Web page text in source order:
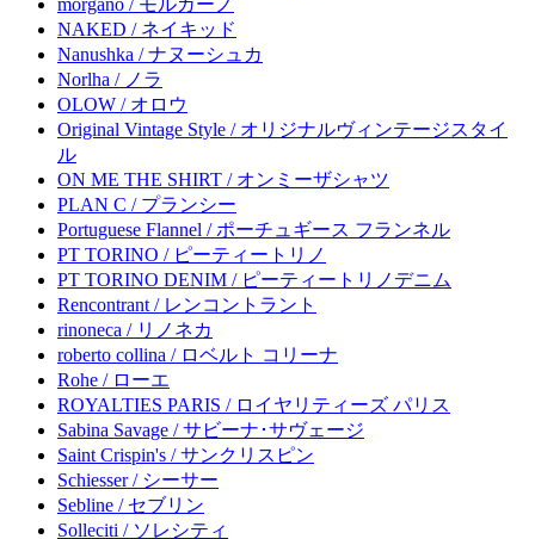
NAKED / ネイキッド
Nanushka / ナヌーシュカ
Norlha / ノラ
OLOW / オロウ
Original Vintage Style / オリジナルヴィンテージスタイ
ル
ON ME THE SHIRT / オンミーザシャツ
PLAN C / プランシー
Portuguese Flannel / ポーチュギース フランネル
PT TORINO / ピーティートリノ
PT TORINO DENIM / ピーティートリノデニム
Rencontrant / レンコントラント
rinoneca / リノネカ
roberto collina / ロベルト コリーナ
Rohe / ローエ
ROYALTIES PARIS / ロイヤリティーズ パリス
Sabina Savage / サビーナ･サヴェージ
Saint Crispin's / サンクリスピン
Schiesser / シーサー
Sebline / セブリン
Solleciti / ソレシティ